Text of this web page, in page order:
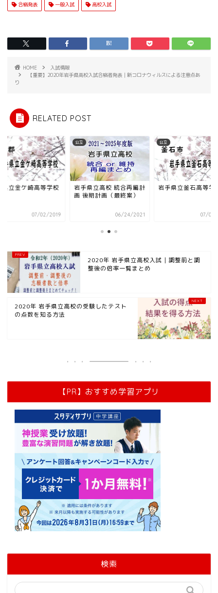
合格発表 一般入試 高校入試
HOME
入試情報
【重要】2020年岩手県高校入試合格者発表｜新コロナウィルスによる注意点あ
り
RELATED POST
県立金ケ崎高等学校
07/02/2019
公立
岩手県立高校 統合再編計
画 後期計画（最終案）
06/24/2021
公立
岩手県立釜石高等学
07/02/
2020年 岩手県立高校入試｜調整前と調
整後の倍率一覧まとめ
2020年 岩手県立高校の受験したテスト
の点数を知る方法
【PR】おすすめ学習アプリ
検索